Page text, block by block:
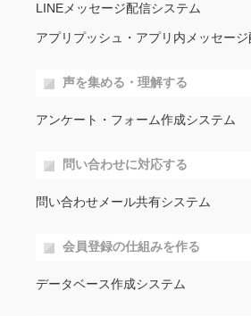
LINEメッセージ配信システム
アプリプッシュ・アプリ内メッセージ
声を集める・理解する
アンケート・フォーム作成システム
問い合わせに対応する
問い合わせメール共有システム
会員登録の仕組みを作る
データベース作成システム